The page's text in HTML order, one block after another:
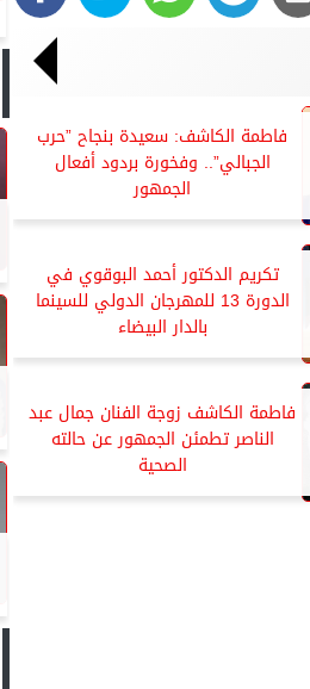
فاطمة الكاشف: سعيدة بنجاح ”حرب
الجبالي”.. وفخورة بردود أفعال
الجمهور
تكريم الدكتور أحمد البوقوي في
الدورة 13 للمهرجان الدولي للسينما
بالدار البيضاء
فاطمة الكاشف زوجة الفنان جمال عبد
الناصر تطمئن الجمهور عن حالته
الصحية